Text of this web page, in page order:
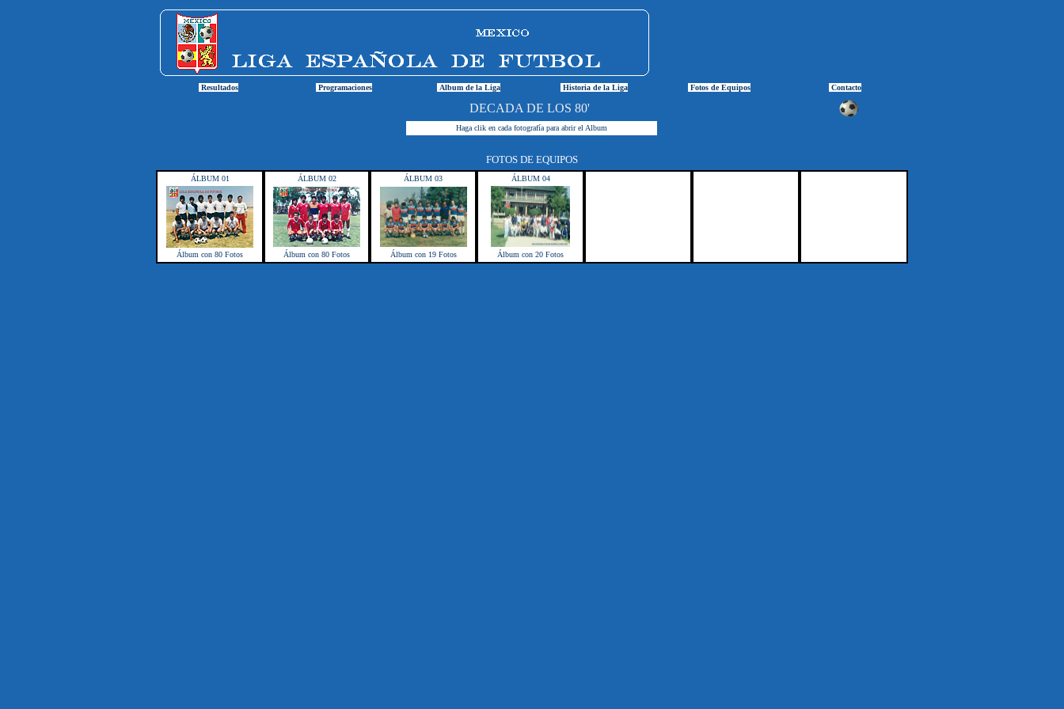
Resultados Programaciones Album de la Liga Historia de la Liga Fotos de Equipos Contacto
DECADA DE LOS 80'
Haga clik en cada fotografía para abrir el Album
FOTOS DE EQUIPOS
ÁLBUM 01 ÁLBUM 02 ÁLBUM 03 ÁLBUM 04
Álbum con 80 Fotos Álbum con 80 Fotos Álbum con 19 Fotos Álbum con 20 Fotos